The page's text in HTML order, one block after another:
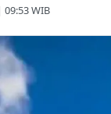
WIB